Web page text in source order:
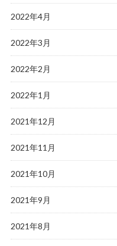
2022年4月
2022年3月
2022年2月
2022年1月
2021年12月
2021年11月
2021年10月
2021年9月
2021年8月